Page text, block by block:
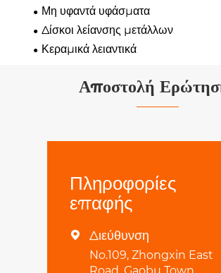
Μη υφαντά υφάσματα
Δίσκοι λείανσης μετάλλων
Κεραμικά λειαντικά
Αποστολή
Πληροφορίες
επαφής
 Διεύθυνση
No.109, Zhongxin East
Road, Gaobu Town,